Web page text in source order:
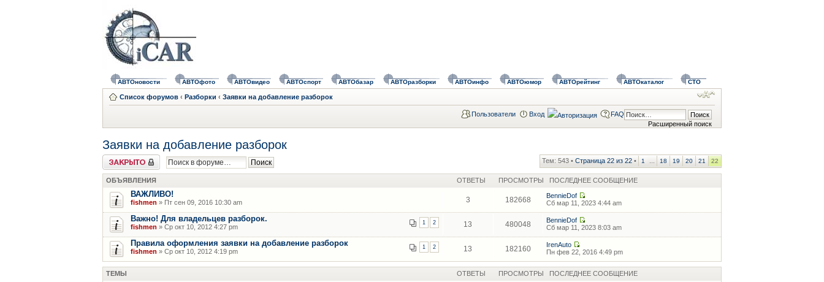
АВТОновости АВТОфото АВТОвидео АВТОспорт АВТОбазар АВТОразборки АВТОинфо АВТОюмор АВТОрейтинг АВТОкаталог СТО
Список форумов ‹ Разборки ‹ Заявки на добавление разборок
Расширенный поиск
Пользователи Вход FAQ
Заявки на добавление разборок
Форум закрыт Тем: 543 • Страница 22 из 22 • 1 18 19 20 21 22
ОБЪЯВЛЕНИЯ ОТВЕТЫ ПРОСМОТРЫ ПОСЛЕДНЕЕ СООБЩЕНИЕ
ВАЖЛИВО!
fishmen » Пт сен 09, 2016 10:30 am 3 182668
BennieDof
Сб мар 11, 2023 4:44 am
Важно! Для владельцев разборок. 1 2
fishmen » Ср окт 10, 2012 4:27 pm 13 480048
BennieDof
Сб мар 11, 2023 8:03 am
Правила оформления заявки на добавление разборок 1 2
fishmen » Ср окт 10, 2012 4:19 pm 13 182160
IrenAuto
Пн фев 22, 2016 4:49 pm
ТЕМЫ ОТВЕТЫ ПРОСМОТРЫ ПОСЛЕДНЕЕ СООБЩЕНИЕ